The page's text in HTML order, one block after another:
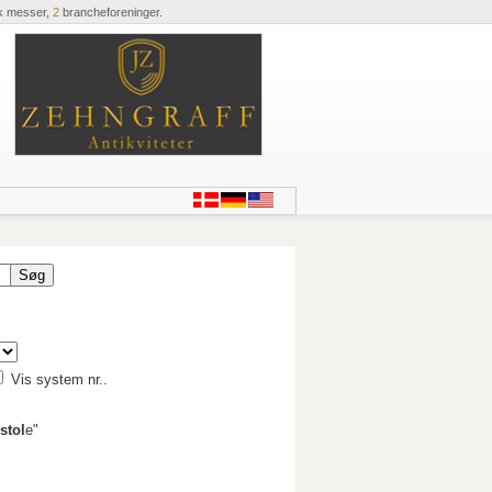
messer, 2brancheforeninger.
Vis system nr..
stol e"